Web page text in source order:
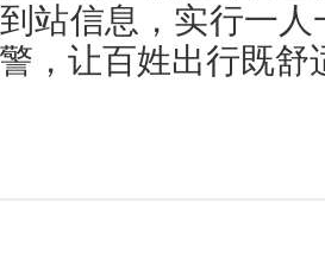
站信息，实行一
，让百姓出行既舒